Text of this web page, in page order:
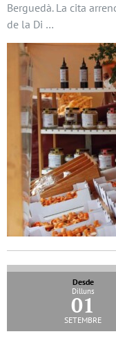
Berguedà. La cita
de la Di …
Desde
Dilluns
01
setembre